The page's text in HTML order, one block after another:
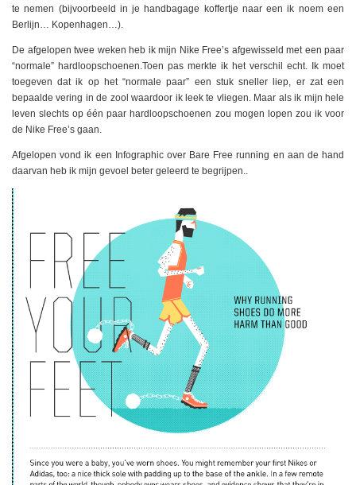
te nemen (bijvoorbeeld in je handbagage koffertje naar een ik noem een
Berlijn… Kopenhagen…).
De afgelopen twee weken heb ik mijn Nike Free’s afgewisseld met een paar
“normale” hardloopschoenen.Toen pas merkte ik het verschil echt. Ik moet
toegeven dat ik op het “normale paar” een stuk sneller liep, er zat een
bepaalde vering in de zool waardoor ik leek te vliegen. Maar als ik mijn hele
leven slechts op één paar hardloopschoenen zou mogen lopen zou ik voor
de Nike Free’s gaan.
Afgelopen vond ik een Infographic over Bare Free running en aan de hand
daarvan heb ik mijn gevoel beter geleerd te begrijpen..